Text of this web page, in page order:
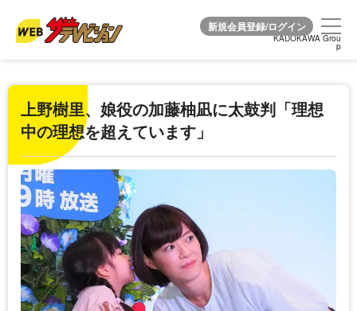
KADOKAWA Grou
p
KADOKAWA Grou
p
上野樹里、娘役の加藤柚凪に太鼓判「理想
中の理想を超えています」